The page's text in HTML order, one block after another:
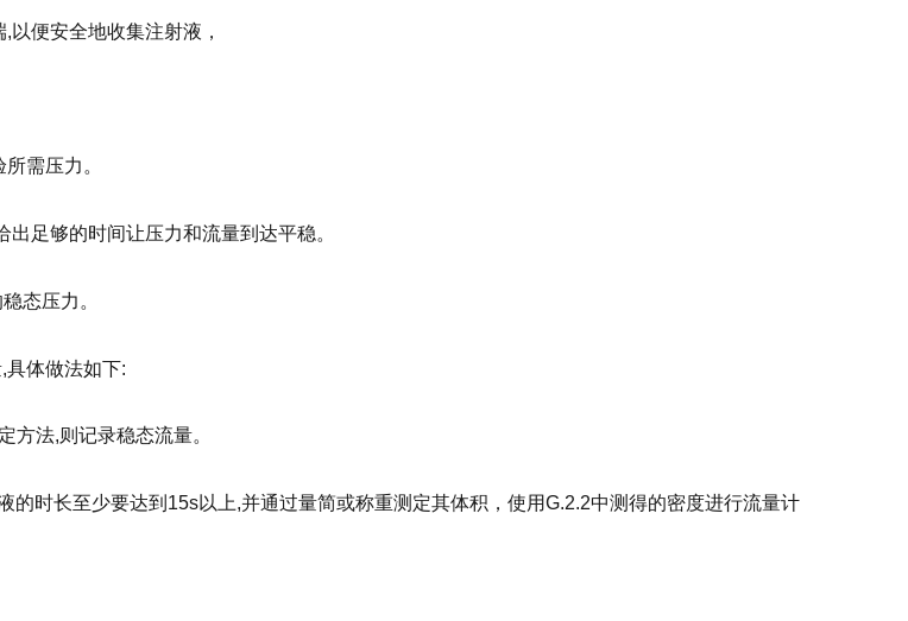
以便安全地收集注射液，
需压力。
足够的时间让压力和流量到达平稳。
态压力。
具体做法如下:
方法,则记录稳态流量。
的时长至少要达到15s以上,并通过量简或称重测定其体积，使用G.2.2中测得的密度进行流量计